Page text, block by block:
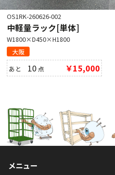
OS1RK-260626-002
中軽量ラック[単体]
W1800×D450×H1800
大阪
あと 10 点 ￥15,000
メニュー